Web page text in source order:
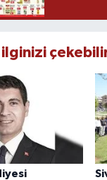
ilginizi